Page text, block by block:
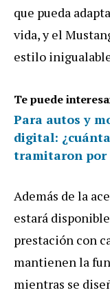
que pueda
vida, y el
estilo
Te puede
Para autos y
digital:
tramitaron por
Además de la
estará
prestación con
mantienen la
mientras se